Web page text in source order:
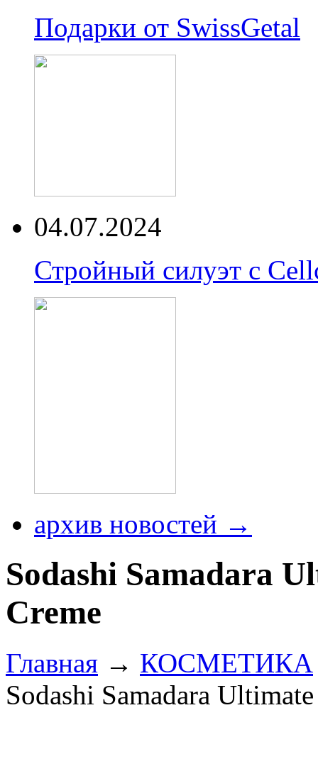
Подарки от SwissGetal
04.07.2024
Стройный силуэт с
архив новостей →
Sodashi Samadara
Creme
Главная → КОСМЕТИКА
Sodashi Samadara